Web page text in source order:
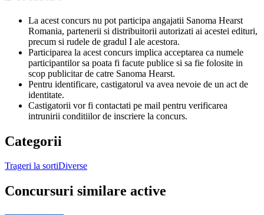
La acest concurs nu pot participa angajatii Sanoma Hearst
Romania, partenerii si distribuitorii autorizati ai acestei edituri,
precum si rudele de gradul I ale acestora.
Participarea la acest concurs implica acceptarea ca numele
participantilor sa poata fi facute publice si sa fie folosite in
scop publicitar de catre Sanoma Hearst.
Pentru identificare, castigatorul va avea nevoie de un act de
identitate.
Castigatorii vor fi contactati pe mail pentru verificarea
intrunirii conditiilor de inscriere la concurs.
Categorii
Trageri la sortiDiverse
Concursuri similare active